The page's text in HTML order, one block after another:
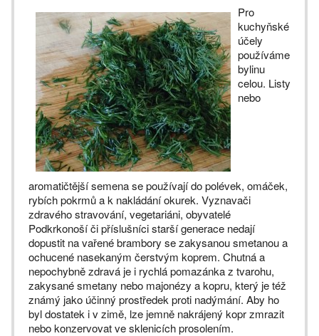
Pro
kuchyňské
účely
používáme
bylinu
celou. Listy
nebo
aromatičtější semena se používají do polévek, omáček,
rybích pokrmů a k nakládání okurek. Vyznavači
zdravého stravování, vegetariáni, obyvatelé
Podkrkonoší či příslušníci starší generace nedají
dopustit na vařené brambory se zakysanou smetanou a
ochucené nasekaným čerstvým koprem. Chutná a
nepochybně zdravá je i rychlá pomazánka z tvarohu,
zakysané smetany nebo majonézy a kopru, který je též
známý jako účinný prostředek proti nadýmání. Aby ho
byl dostatek i v zimě, lze jemně nakrájený kopr zmrazit
nebo konzervovat ve sklenicích prosolením.